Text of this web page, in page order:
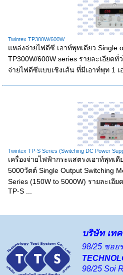
Twintex TP300W/600W
แหล่งจ่ายไฟดีซี เอาท์พุทเดียว Single
TP300W/600W series รายละเอียดทั่
จ่ายไฟดีซีแบบเชิงเส้น ที่มีเอาท์พุท 1
Twintex TP-S Series (Switching DC Power
เครื่องจ่ายไฟฟ้ากระแสตรงเอาท์พุทเ
5000วัตต์ Single Output Switching
Series (150W to 5000W) รายละเอี
TP-S ...
บริษัท เท
98/25 ซอย
98/25 Soi